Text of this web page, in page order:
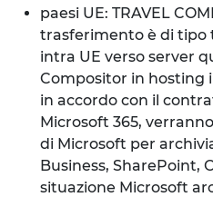
paesi UE: TRAVEL
trasferimento è di
intra UE verso server
Compositor in hosting
in accordo con il
Microsoft 365,
di Microsoft per
Business, SharePoint,
situazione Microsoft